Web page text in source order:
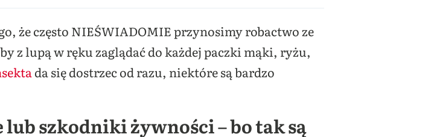
że często NIEŚWIADOMIE przynosimy robactwo ze
z lupą w ręku zaglądać do każdej paczki mąki, ryżu,
da się dostrzec od razu, niektóre są bardzo
szkodniki żywności – bo tak są